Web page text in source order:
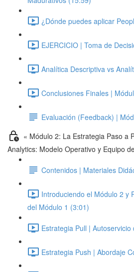
¿Dónde puedes aplicar
EJERCICIO | Toma de
Analítica Descriptiva vs
Conclusiones Finales |
Evaluación (Feedback) |
« Módulo 2: La Estrategia Paso a
Analytics: Modelo Operativo y Equipo
Contenidos | Materiales
Introduciendo el Módulo 2 y
del Módulo 1 (3:01)
Estrategia Pull |
Estrategia Push | Abordaje